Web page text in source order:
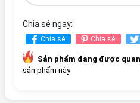
Chia sẻ ngay:
Chia sẻ Chia sẻ
Sản phẩm đang được
sản phẩm này